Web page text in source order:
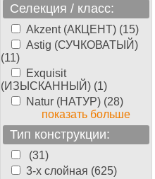
Селекция / класс:
Akzent (АКЦЕНТ) (15)
Astig (СУЧКОВАТЫЙ)
(11)
Exquisit
(ИЗЫСКАННЫЙ) (1)
Natur (НАТУР) (28)
показать больше
Тип конструкции:
(31)
3-х слойная (625)